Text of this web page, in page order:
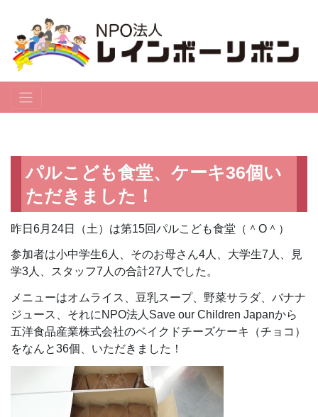
パルこども食堂、ケーキ36個い
ただきました！
昨日6月24日（土）は第15回パルこども食堂（＾O＾）
参加者は小中学生6人、そのお母さん4人、大学生7人、見
学3人、スタッフ7人の合計27人でした。
メニューはオムライス、豆乳スープ、野菜サラダ、バナナ
ジュース、それにNPO法人Save our Children Japanから
五洋食品産業株式会社のベイクドチーズケーキ（チョコ）
をなんと36個、いただきました！